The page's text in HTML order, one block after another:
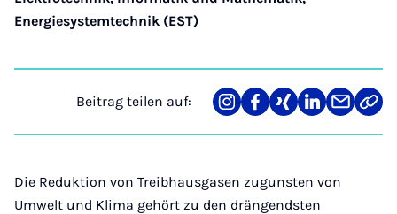
Energiesystemtechnik (EST)
Beitrag teilen auf:
Teilen
auf
Teilen
auf
Teilen
auf
Teilen
auf
Teilen
über
Link
Die Reduktion von Treibhausgasen zugunsten von
Umwelt und Klima gehört zu den drängendsten